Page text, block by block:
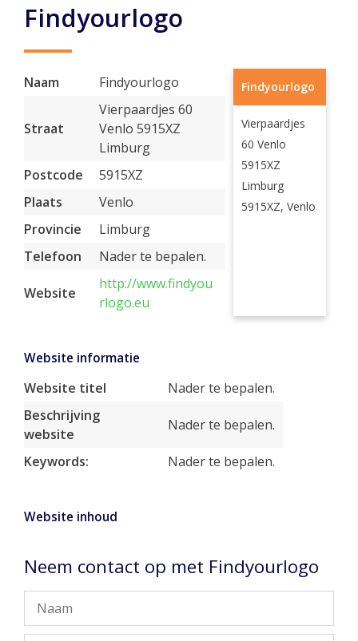
Findyourlogo
Naam Findyourlogo
Straat
Vierpaardjes 60
Venlo 5915XZ
Limburg
Postcode
5915XZ
Plaats
Venlo
Provincie
Limburg
Telefoon
Nader te bepalen.
Website
http://www.findyou
rlogo.eu
Findyourlogo
Vierpaardjes
60 Venlo
5915XZ
Limburg
5915XZ, Venlo
Website informatie
Website titel
Nader te bepalen.
Beschrijving
website
Nader te bepalen.
Keywords: Nader te bepalen.
Website inhoud
Neem contact op met Findyourlogo